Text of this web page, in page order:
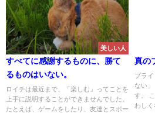
美しい人
すべてに感謝するものに、勝て
るものはいない。
ロイチは最近まで、「楽しむ」ってことを
上手に説明することができませんでした。
たとえば、ゲームをしたり、友達とスポー
真の
プラ
ない
す。
わしく